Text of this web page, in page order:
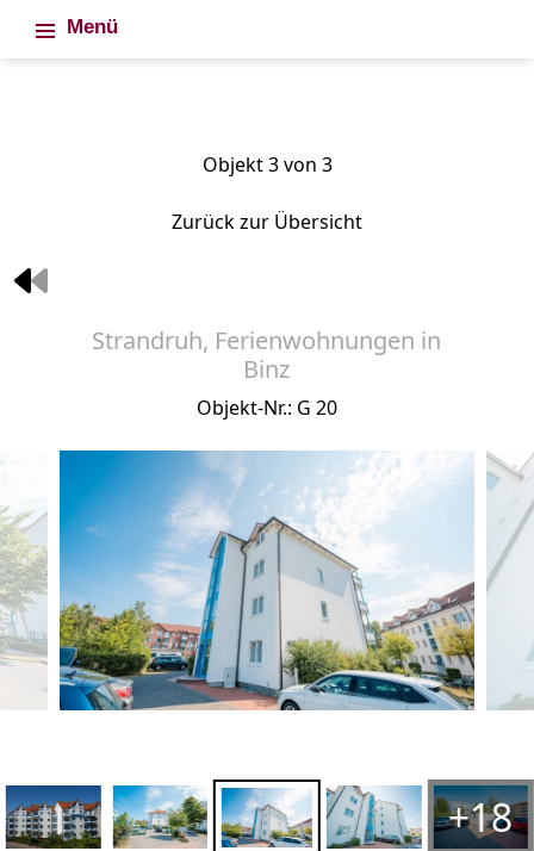
Menü
Objekt 3 von 3
Zurück zur Übersicht
Strandruh, Ferienwohnungen in
Binz
Objekt-Nr.: G 20
+18